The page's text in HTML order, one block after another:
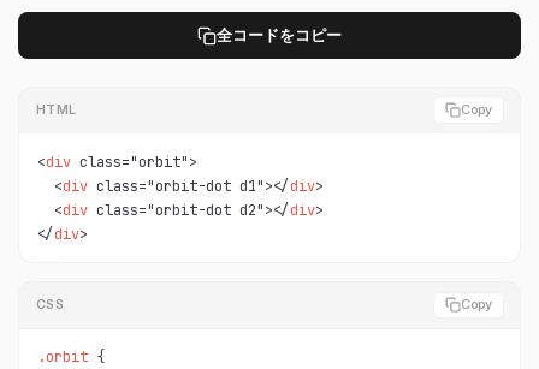
全コードをコピー
HTML Copy
<div class="orbit">
  <
div class="orbit-dot d1"></div>
  <
div class="orbit-dot d2"></div>
</div>
CSS Copy
.orbit